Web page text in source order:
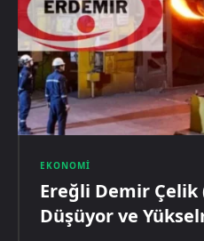
EKONOMI
Ereğli Demir Çelik
Düşüyor ve